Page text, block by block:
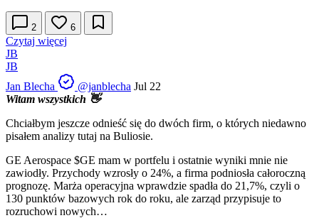
2 6
Czytaj więcej
JB
JB
Jan Blecha
@janblecha Jul 22
Witam wszystkich 👋
Chciałbym jeszcze odnieść się do dwóch firm, o których niedawno
pisałem analizy tutaj na Buliosie.
GE Aerospace $GE mam w portfelu i ostatnie wyniki mnie nie
zawiodły. Przychody wzrosły o 24%, a firma podniosła całoroczną
prognozę. Marża operacyjna wprawdzie spadła do 21,7%, czyli o
130 punktów bazowych rok do roku, ale zarząd przypisuje to
rozruchowi nowych…